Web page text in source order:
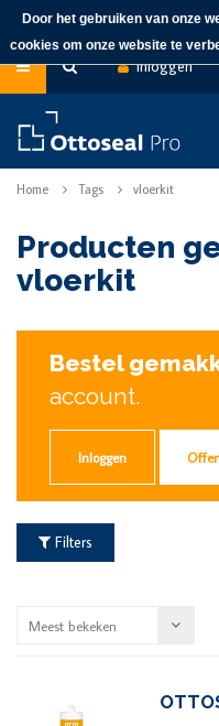
Inloggen
Home Tags vloerkit
Producten
vloerkit
Bestel
account.
Inloggen
Filters
Meest bekeken
Door het gebruiken van onze
cookies om onze website te